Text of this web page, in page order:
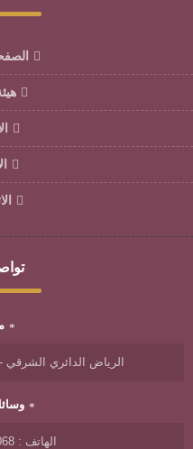
الرياض الدائري الشرقي -
الهاتف : 00966533086068